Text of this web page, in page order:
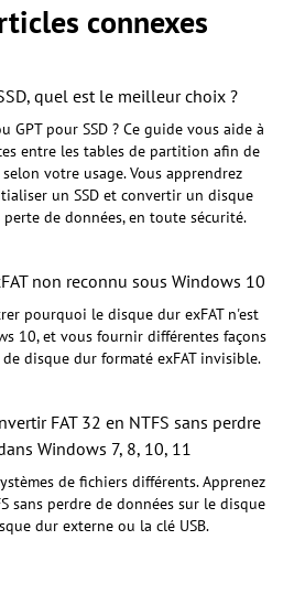
connexes
quel est le meilleur choix ?
GPT pour SSD ? Ce guide vous aide à
entre les tables de partition afin de
votre usage. Vous apprendrez
un SSD et convertir un disque
perte de données, en toute sécurité.
non reconnu sous Windows 10
pourquoi le disque dur exFAT n'est
10, et vous fournir différentes façons
disque dur formaté exFAT invisible.
FAT 32 en NTFS sans perdre
Windows 7, 8, 10, 11
de fichiers différents. Apprenez
sans perdre de données sur le disque
dur externe ou la clé USB.